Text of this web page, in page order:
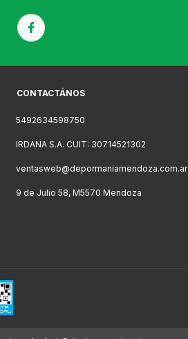
CONTACTÁNOS
5492634598750
IRDANA S.A. CUIT: 30714521302
ventasweb@depormaniamendoza.com.ar
9 de Julio 58, M5570 Mendoza